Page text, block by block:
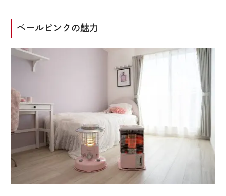
ペールピンクの魅力